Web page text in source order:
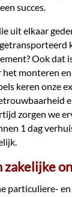
succes.
uit elkaar
Ook dat
monteren
keren onze
zorgen we
1 dag
zakelijke
particuliere-